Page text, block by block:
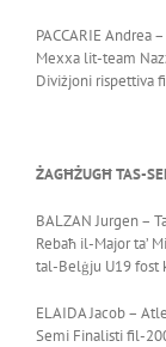
PACCARIE Andrea
Mexxa lit-team
Diviżjoni rispettiva
ŻAGĦŻUGĦ TAS-
BALZAN Jurgen –
Rebaħ il-Major ta’
tal-Belġju U19 fost
ELAIDA Jacob –
Semi Finalisti fil-